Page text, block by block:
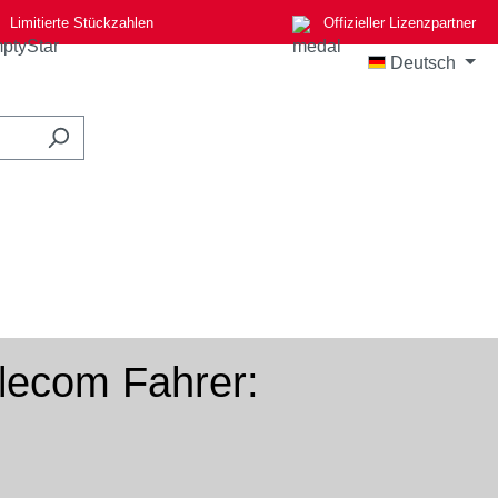
Limitierte Stückzahlen Offizieller Lizenzpartner
Deutsch
Fahrer: